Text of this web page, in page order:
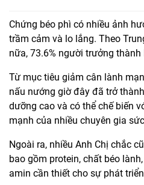
Chứng béo phì có nhiều ảnh
trầm cảm và lo lắng. Theo
nữa, 73.6% người trưởng
Từ mục tiêu giảm cân lành
nấu nướng giờ đây đã trở
dưỡng cao và có thể chế biến
mạnh của nhiều chuyên gia
Ngoài ra, nhiều Anh Chị chắc
bao gồm protein, chất béo
amin cần thiết cho sự phát